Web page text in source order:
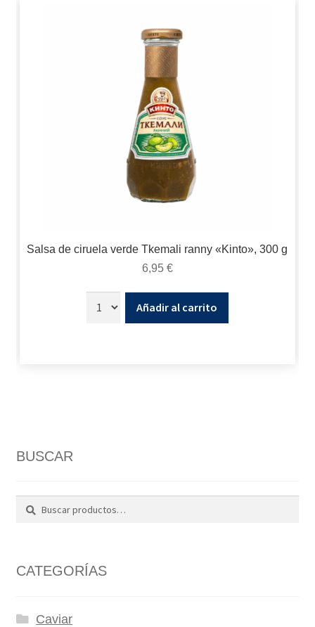
Salsa de ciruela verde Tkemali ranny «Kinto», 300 g
6,95 €
Añadir al carrito
BUSCAR
Buscar
CATEGORÍAS
Caviar